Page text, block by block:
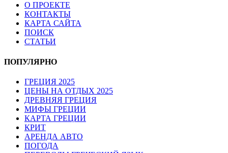
О ПРОЕКТЕ
КОНТАКТЫ
КАРТА САЙТА
ПОИСК
СТАТЬИ
ПОПУЛЯРНО
ГРЕЦИЯ 2025
ЦЕНЫ НА ОТДЫХ 2025
ДРЕВНЯЯ ГРЕЦИЯ
МИФЫ ГРЕЦИИ
КАРТА ГРЕЦИИ
КРИТ
АРЕНДА АВТО
ПОГОДА